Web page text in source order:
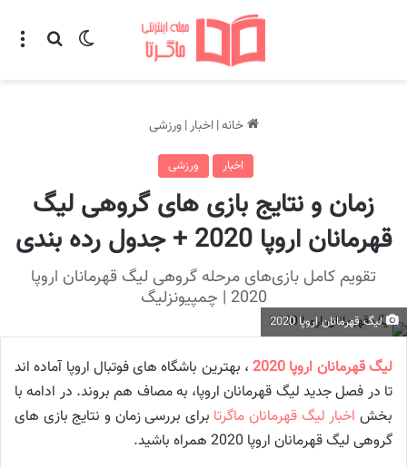
تغییر پوسته
خانه| اخبار| ورزشی
اخبار ورزشی
زمان و نتایج بازی‌ های گروهی لیگ
قهرمانان اروپا 2020 + جدول رده بندی
تقویم کامل بازی‌های مرحله گروهی لیگ قهرمانان اروپا
2020 | چمپیونزلیگ
لیگ قهرمانان اروپا 2020
لیگ قهرمانان اروپا 2020
، بهترین باشگاه های فوتبال اروپا آماده اند
تا در فصل جدید لیگ قهرمانان اروپا، به مصاف هم بروند. در ادامه با
بخش اخبار لیگ قهرمانان ماگرتا برای بررسی زمان و نتایج بازی‌ های
گروهی لیگ قهرمانان اروپا 2020 همراه باشید.